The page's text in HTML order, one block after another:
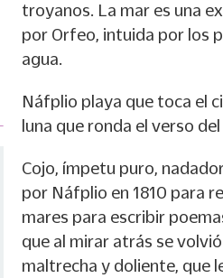
troyanos. La mar es una
por Orfeo, intuida por los
agua.
Náfplio playa que toca el
luna que ronda el verso
Cojo, ímpetu puro,
por Náfplio en 1810 para
mares para escribir
que al mirar atrás se
maltrecha y doliente, que